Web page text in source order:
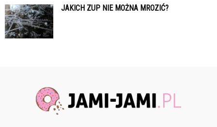
JAKICH ZUP NIE MOŻNA MROZIĆ?